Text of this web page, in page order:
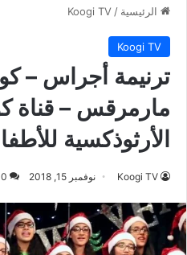
الرئيسية /
Koogi TV
Koogi TV
ترنيمة أجراس –
مارمرقس – قناة
الأرثوذكسية
Koogi TV نوفمبر 15, 2018 0